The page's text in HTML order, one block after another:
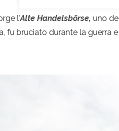
l’Alte Handelsbörse, uno
fu bruciato durante la guerra